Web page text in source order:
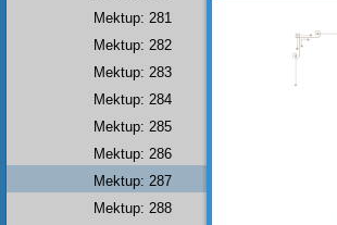
Mektup: 281
Mektup: 282
Mektup: 283
Mektup: 284
Mektup: 285
Mektup: 286
Mektup: 287
Mektup: 288